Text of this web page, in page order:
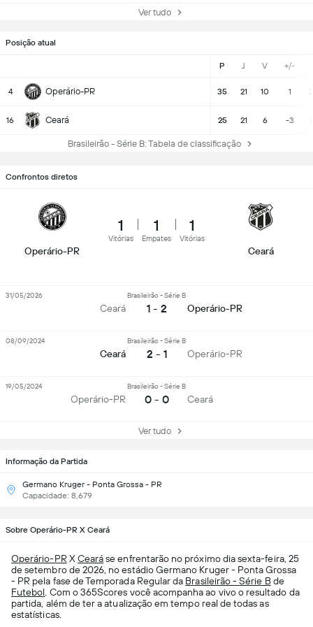
Ver tudo
Posição atual
P J V +/-
4 Operário-PR 35 21 10 1
16 Ceará 25 21 6 -3
Brasileirão - Série B: Tabela de classificação
Informação da Partida
Germano Kruger - Ponta Grossa - PR
Capacidade: 8,679
Confrontos diretos
Operário-PR
1
Vitórias
1
Empates
1
Vitórias
Ceará
Ceará
Brasileirão - Série B
1 - 2 Operário-PR
31/05/2026
Ceará
Brasileirão - Série B
2 - 1 Operário-PR
08/09/2024
Operário-PR
Brasileirão - Série B
0 - 0 Ceará
19/05/2024
Ver tudo
Sobre Operário-PR X Ceará
Operário-PRX Cearáse enfrentarão no próximo dia sexta-feira, 25
de setembro de 2026, no estádio Germano Kruger - Ponta Grossa
- PR pela fase de Temporada Regular da Brasileirão - Série B de
Futebol . Com o 365Scores você acompanha ao vivo o resultado da
partida, além de ter a atualização em tempo real de todas as
estatísticas.